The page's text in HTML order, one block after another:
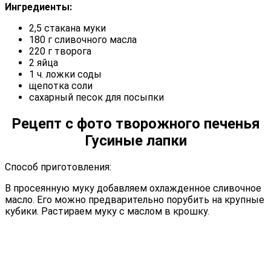
Ингредиенты:
2,5 стакана муки
180 г сливочного масла
220 г творога
2 яйца
1 ч. ложки соды
щепотка соли
сахарный песок для посыпки
Рецепт с фото творожного печенья
Гусиные лапки
Способ приготовления:
В просеянную муку добавляем охлажденное сливочное
масло. Его можно предварительно порубить на крупные
кубики. Растираем муку с маслом в крошку.